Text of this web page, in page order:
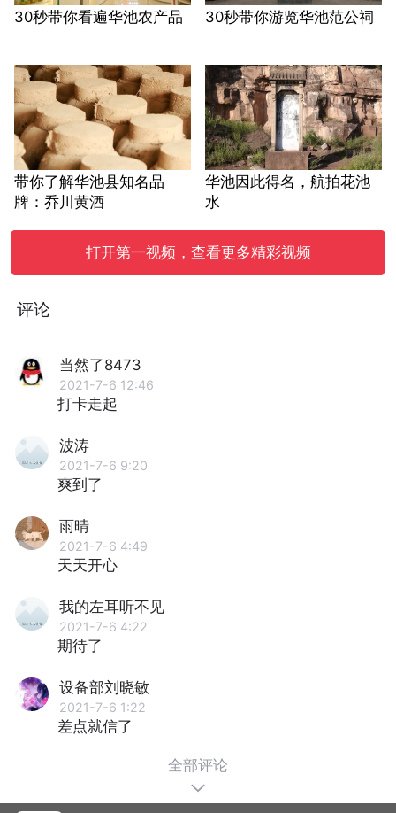
30秒带你看遍华池农产品 30秒带你游览华池范公祠
带你了解华池县知名品
牌：乔川黄酒
华池因此得名，航拍花池
水
打开第一视频，查看更多精彩视频
评论
当然了8473
2021-7-6 12:46
打卡走起
波涛
2021-7-6 9:20
爽到了
雨晴
2021-7-6 4:49
天天开心
我的左耳听不见
2021-7-6 4:22
期待了
设备部刘晓敏
2021-7-6 1:22
差点就信了
全部评论